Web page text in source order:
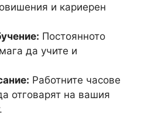
и кариерен
Постоянното
да учите и
Работните часове
отговарят на вашия